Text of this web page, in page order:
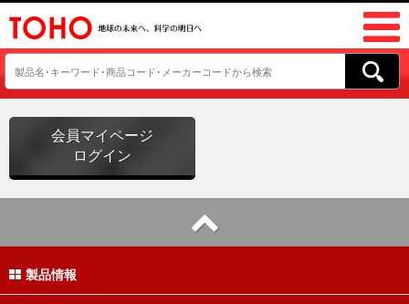
会員マイページ
ログイン
製品情報